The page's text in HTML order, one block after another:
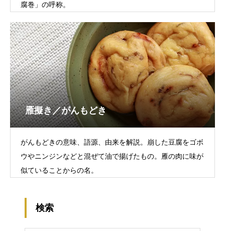
腐巻」の呼称。
雁擬き／がんもどき
がんもどきの意味、語源、由来を解説。崩した豆腐をゴボ
ウやニンジンなどと混ぜて油で揚げたもの。雁の肉に味が
似ていることからの名。
検索